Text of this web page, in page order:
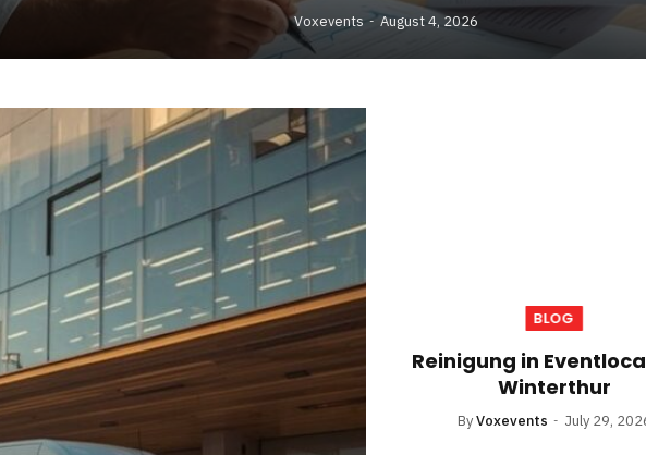
Voxevents August 4, 2026
BLOG
Reinigung in
Winterthur
By Voxevents July 29,